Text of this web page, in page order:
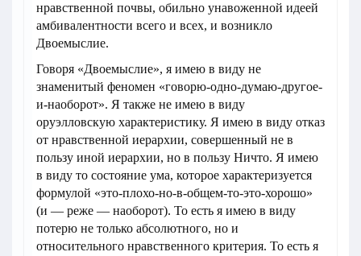
нравственной почвы, обильно унавоженной идеей
амбивалентности всего и всех, и возникло
Двоемыслие.
Говоря «Двоемыслие», я имею в виду не
знаменитый феномен «говорю-одно-думаю-другое-
и-наоборот». Я также не имею в виду
оруэлловскую характеристику. Я имею в виду отказ
от нравственной иерархии, совершенный не в
пользу иной иерархии, но в пользу Ничто. Я имею
в виду то состояние ума, которое характеризуется
формулой «это-плохо-но-в-общем-то-это-хорошо»
(и — реже — наоборот). То есть я имею в виду
потерю не только абсолютного, но и
относительного нравственного критерия. То есть я